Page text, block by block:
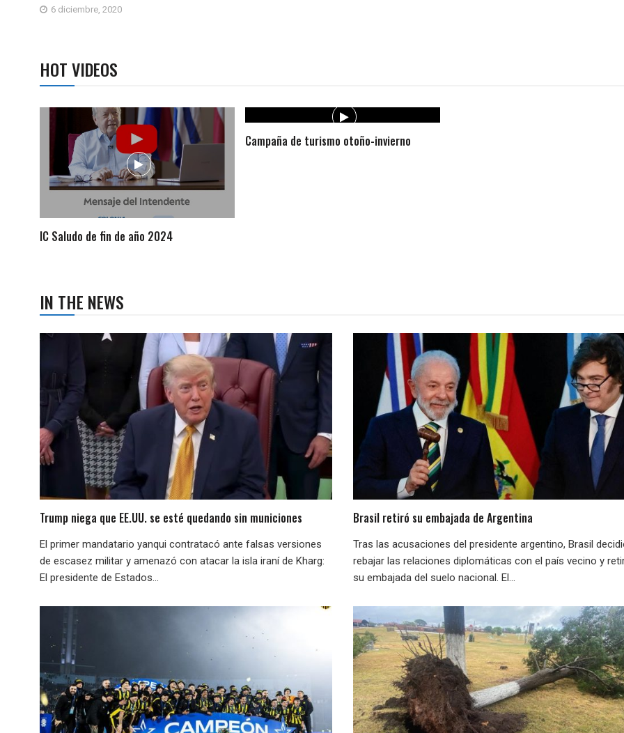
6 diciembre, 2020
HOT VIDEOS
IC Saludo de fin de año 2024
Campaña de turismo otoño-invierno
IN THE NEWS
Trump niega que EE.UU. se esté quedando sin municiones
El primer mandatario yanqui contratacó ante falsas versiones
de escasez militar y amenazó con atacar la isla iraní de Kharg:
El presidente de Estados...
Brasil retiró su embajada de Argentina
Tras las acusaciones del presidente argentino, Brasil
rebajar las relaciones diplomáticas con el país vecino y
su embajada del suelo nacional. El...